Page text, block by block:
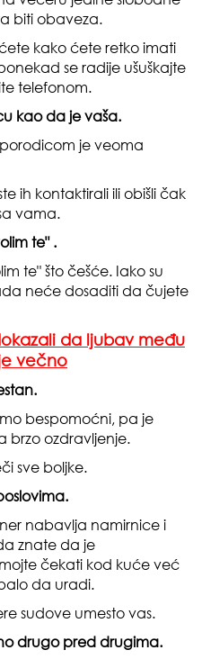
biti obaveza.
kako ćete retko imati
se radije ušuškajte
telefonom.
kao da je vaša.
je veoma
ih kontaktirali ili obišli čak
vama.
te" .
te" što češće. Iako su
neće dosaditi da čujete
dokazali da ljubav među
večno
bespomoćni, pa je
brzo ozdravljenje.
sve boljke.
nabavlja namirnice i
znate da je
čekati kod kuće već
da uradi.
sudove umesto vas.
drugo pred drugima.